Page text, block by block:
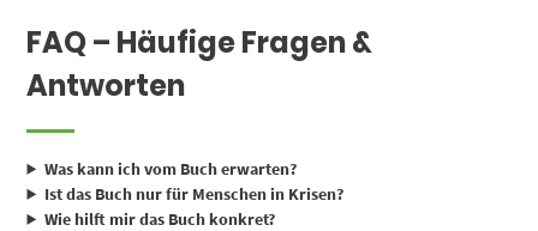
FAQ – Häufige Fragen &
Antworten
Was kann ich vom Buch erwarten?
Ist das Buch nur für Menschen in Krisen?
Wie hilft mir das Buch konkret?